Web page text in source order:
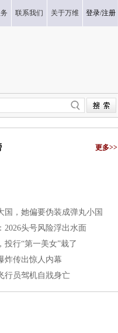
联系我们 关于万维 登录/注册
更多>>
国，她偏要伪装成弹丸小国
2026头号风险浮出水面
投行“第一美女”栽了
炸传出惊人内幕
行员驾机自戕身亡